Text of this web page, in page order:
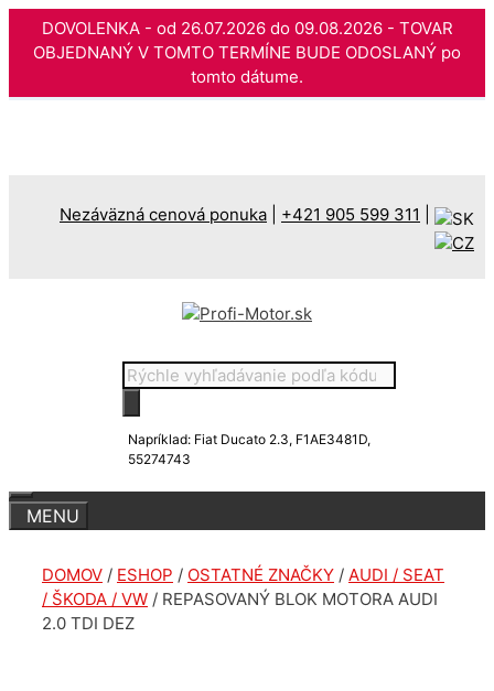
DOVOLENKA - od 26.07.2026 do 09.08.2026 - TOVAR
OBJEDNANÝ V TOMTO TERMÍNE BUDE ODOSLANÝ po
tomto dátume.
Nezáväzná cenová ponuka +421 905 599 311
Products
search
Napríklad: Fiat Ducato 2.3, F1AE3481D,
55274743
DOMOV / ESHOP / OSTATNÉ ZNAČKY / AUDI / SEAT
/ ŠKODA / VW / REPASOVANÝ BLOK MOTORA AUDI
2.0 TDI DEZ